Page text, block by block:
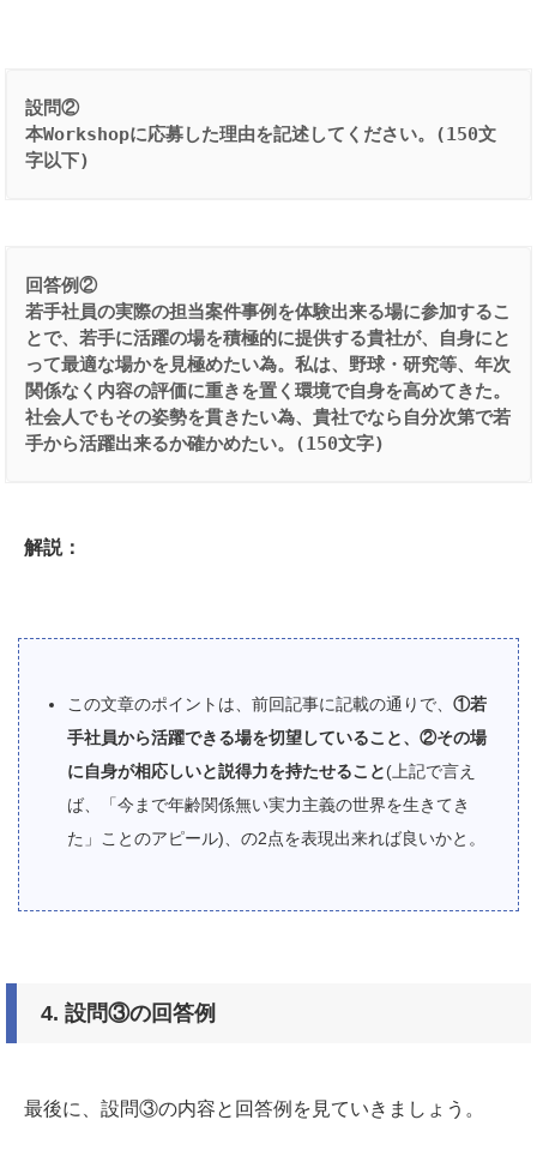
設問②
本Workshopに応募した理由を記述してください。(150文
字以下)
回答例②
若手社員の実際の担当案件事例を体験出来る場に参加するこ
とで、若手に活躍の場を積極的に提供する貴社が、自身にと
って最適な場かを見極めたい為。私は、野球・研究等、年次
関係なく内容の評価に重きを置く環境で自身を高めてきた。
社会人でもその姿勢を貫きたい為、貴社でなら自分次第で若
手から活躍出来るか確かめたい。(150文字)
解説：
この文章のポイントは、前回記事に記載の通りで、 ①若
手社員から活躍できる場を切望していること、②その場
に自身が相応しいと説得力を持たせること(上記で言え
ば、「今まで年齢関係無い実力主義の世界を生きてき
た」ことのアピール)、の2点を表現出来れば良いかと。
4. 設問③の回答例
最後に、設問③の内容と回答例を見ていきましょう。